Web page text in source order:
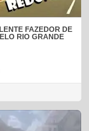
FAZEDOR DE
RIO GRANDE